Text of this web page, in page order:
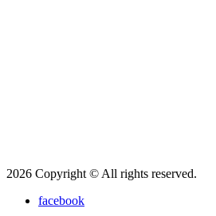
2026 Copyright © All rights reserved.
facebook